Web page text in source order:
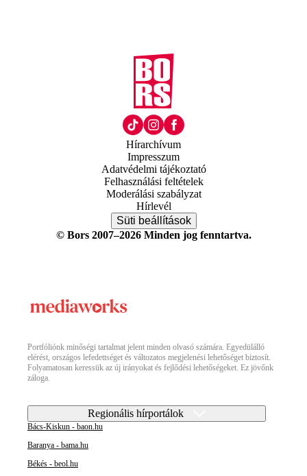
Hírarchívum
Impresszum
Adatvédelmi tájékoztató
Felhasználási feltételek
Moderálási szabályzat
Hírlevél
Süti beállítások
© Bors 2007–2026 Minden jog fenntartva.
Portfóliónk minőségi tartalmat jelent minden olvasó számára. Egyedülálló
elérést, országos lefedettséget és változatos megjelenési lehetőséget biztosít.
Folyamatosan keressük az új irányokat és fejlődési lehetőségeket. Ez jövőnk
záloga.
Regionális hírportálok
Bács-Kiskun - baon.hu
Baranya - bama.hu
Békés - beol.hu